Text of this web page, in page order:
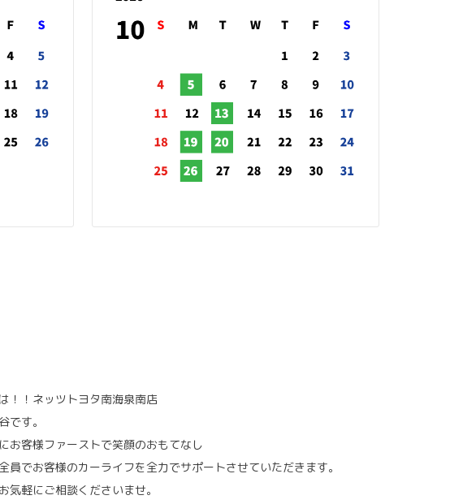
！！ネッツトヨタ南海泉南店
です。
お客様ファーストで笑顔のおもてなし
員でお客様のカーライフを全力でサポートさせていただきます。
気軽にご相談くださいませ。